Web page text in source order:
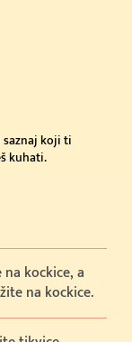
koji ti
kuhati.
kockice, a
na kockice.